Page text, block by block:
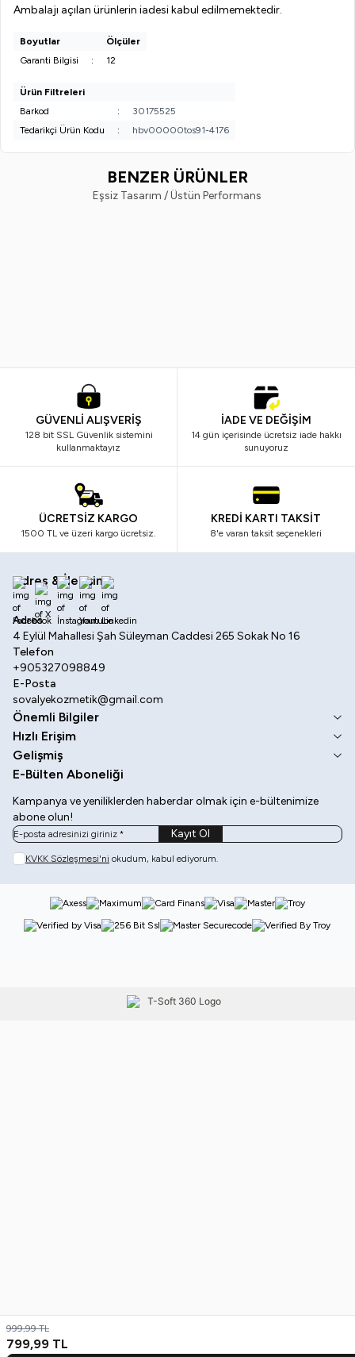
999,99TL
799,99 TL
Ambalajı açılan ürünlerin iadesi kabul edilmemektedir.
Boyutlar
Ölçüler
Garanti Bilgisi
: 12
Ürün Filtreleri
Barkod
:
30175525
Tedarikçi Ürün Kodu
: hbv00000tos91-4176
BENZER ÜRÜNLER
Eşsiz Tasarım / Üstün Performans
GÜVENLİ ALIŞVERİŞ
128 bit SSL Güvenlik sistemini
kullanmaktayız
İADE VE DEĞİŞİM
14 gün içerisinde ücretsiz iade hakkı
sunuyoruz
ÜCRETSİZ KARGO
1500 TL ve üzeri kargo ücretsiz.
KREDİ KARTI TAKSİT
8'e varan taksit seçenekleri
Adres & İletişim
Adres
4 Eylül Mahallesi Şah Süleyman Caddesi 265 Sokak No 16
Telefon
+905327098849
E-Posta
sovalyekozmetik@gmail.com
Facebook
X İnstagram
Youtube
Önemli Bilgiler
Hızlı Erişim
Gelişmiş
E-Bülten Aboneliği
Kampanya ve yeniliklerden haberdar olmak için e-bültenimize
abone olun!
Kayıt Ol
KVKK Sözleşmesi'ni okudum, kabul ediyorum.